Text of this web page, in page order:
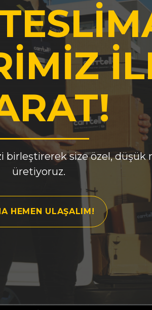
birleştirerek size özel,
üretiyoruz.
HEMEN ULAŞALIM!